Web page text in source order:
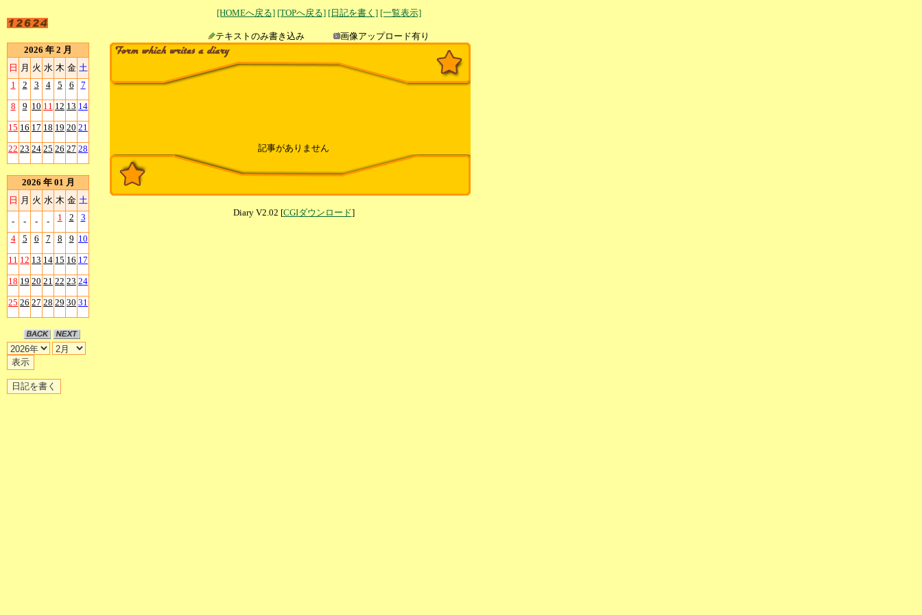
[HOMEへ戻る] [TOPへ戻る] [日記を書く] [一覧表示]
テキストのみ書き込み
画像アップロード有り
2026 年 2 月
日 月 火 水 木 金 土
1
2 3 4 5 6 7
8 9 10 11 12 13 14
15 16 17 18 19 20 21
22 23 24 25 26 27 28
2026 年 01 月
日 月 火 水 木 金 土
- - - - 1 2 3
4 5 6 7 8 9 10
11 12 13 14 15 16 17
18 19 20 21 22 23 24
25 26 27 28 29 30 31
記事がありません
Diary V2.02 [CGIダウンロード]